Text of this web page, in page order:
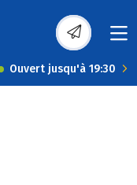
Ouvert jusqu'à 19:30